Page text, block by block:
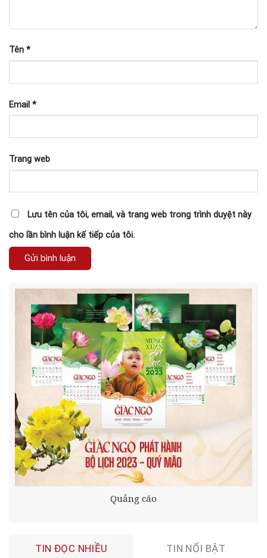
Tên *
Email *
Trang web
Lưu tên của tôi, email, và trang web trong trình duyệt này
cho lần bình luận kế tiếp của tôi.
Quảng cáo
TIN ĐỌC NHIỀU TIN NỔI BẬT